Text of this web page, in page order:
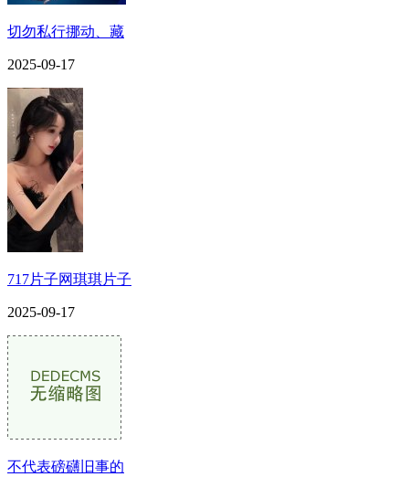
切勿私行挪动、藏
2025-09-17
717片子网琪琪片子
2025-09-17
不代表磅礴旧事的